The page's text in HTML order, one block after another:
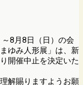
8月8日（日）の会
ゆみ人形展」は、新
開催中止を決定いた
解賜りますようお願